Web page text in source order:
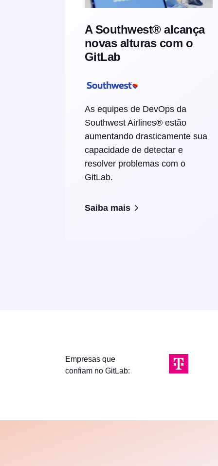
A Southwest® alcança
novas alturas com o
GitLab
As equipes de DevOps da
Southwest Airlines® estão
aumentando drasticamente sua
capacidade de detectar e
resolver problemas com o
GitLab.
Saiba mais
Empresas que
confiam no GitLab: